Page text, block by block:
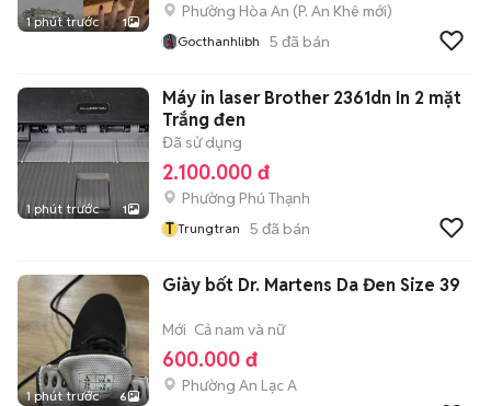
1 phút trước 1
Phường Hòa An (P. An Khê mới)
Gocthanhlibh 5 đã bán
1 phút trước 1
Máy in laser Brother 2361dn In 2 mặt
Trắng đen
Đã sử dụng
2.100.000 đ
Phường Phú Thạnh
T Trungtran 5 đã bán
1 phút trước 6
Giày bốt Dr. Martens Da Đen Size 39
Mới Cả nam và nữ
600.000 đ
Phường An Lạc A